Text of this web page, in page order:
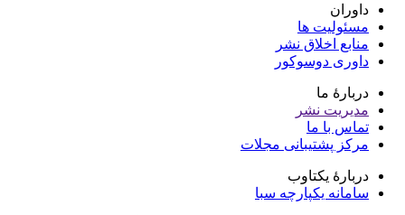
داوران
مسئولیت ها
منابع اخلاق نشر
داوری دوسوکور
دربارۀ ما
مدیریت نشر
تماس با ما
مرکز پشتیبانی مجلات
دربارۀ یکتاوب
سامانه یکپارچه سبا